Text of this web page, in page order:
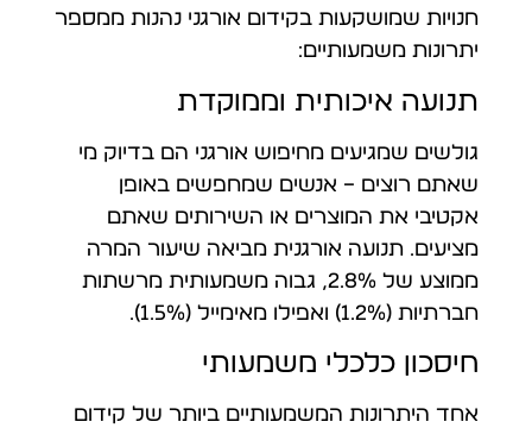
חנויות שמושקעות בקידום אורגני נהנות ממספר
יתרונות משמעותיים:
תנועה איכותית וממוקדת
גולשים שמגיעים מחיפוש אורגני הם בדיוק מי
שאתם רוצים – אנשים שמחפשים באופן
אקטיבי את המוצרים או השירותים שאתם
מציעים. תנועה אורגנית מביאה שיעור המרה
ממוצע של 2.8%, גבוה משמעותית מרשתות
חברתיות (1.2%) ואפילו מאימייל (1.5%).
חיסכון כלכלי משמעותי
אחד היתרונות המשמעותיים ביותר של קידום